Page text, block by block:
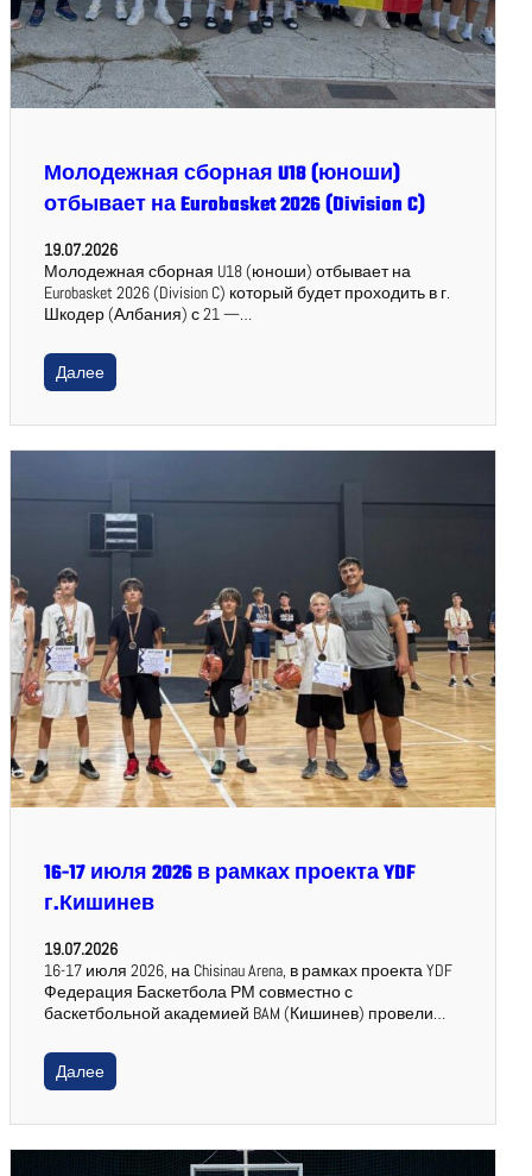
Молодежная сборная U18 (юноши)
отбывает на Eurobasket 2026 (Division C)
19.07.2026
Молодежная сборная U18 (юноши) отбывает на
Eurobasket 2026 (Division C) который будет проходить в г.
Шкодер (Албания) с 21 —…
Далее
16-17 июля 2026 в рамках проекта YDF
г.Кишинев
19.07.2026
16-17 июля 2026, на Chisinau Arena, в рамках проекта YDF
Федерация Баскетбола РМ совместно с
баскетбольной академией BAM (Кишинев) провели…
Далее